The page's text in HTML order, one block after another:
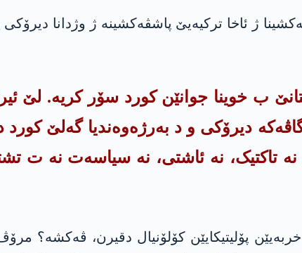
ژ ئاخا ترکیەیێ پاشڤەکشینە ژ وژدانا
ب خوینا جوانێن کورد سۆر کریە. لێ
دیرۆکی و د بەرژەوەندیا گەلێ کورد
تاکتیک، نە ئاشتی، نە سیاسەت نە ت
پۆلیتیکایێن کۆلۆنیال دقیرن، ڤەکشە؟